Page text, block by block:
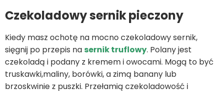
Czekoladowy sernik pieczony
Kiedy masz ochotę na mocno czekoladowy sernik,
sięgnij po przepis nasernik truflowy. Polany jest
czekoladą i podany z kremem i owocami. Mogą to być
truskawki,maliny, borówki, a zimą banany lub
brzoskwinie z puszki. Przełamią czekoladowość i